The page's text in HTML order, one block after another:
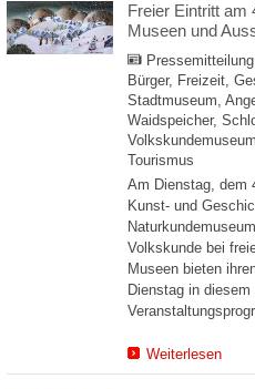
Freier Eintritt am
Museen und
Bürger, Freizeit,
Stadtmuseum,
Waidspeicher,
Tourismus
Am Dienstag, dem
Kunst- und
Volkskunde bei
Museen bieten
Dienstag in
Weiterlesen